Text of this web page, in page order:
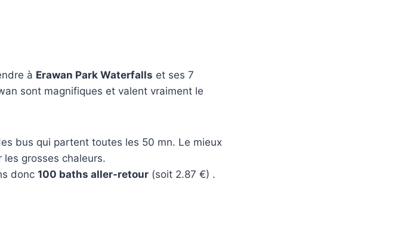
à Erawan Park Waterfalls et ses 7
sont magnifiques et valent vraiment le
bus qui partent toutes les 50 mn. Le mieux
grosses chaleurs.
donc 100 baths aller-retour (soit 2.87 €) .